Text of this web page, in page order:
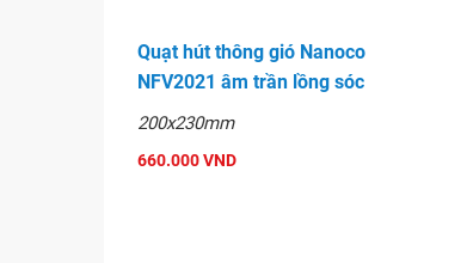
Quạt hút thông gió Nanoco
NFV2021 âm trần lồng sóc
200x230mm
660.000 VND